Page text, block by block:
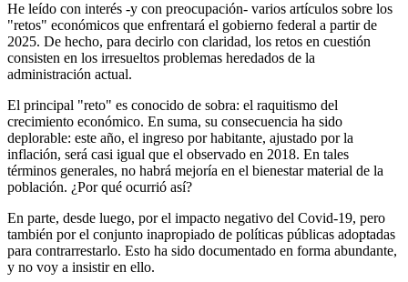
He leído con interés -y con preocupación- varios artículos sobre los
"retos" económicos que enfrentará el gobierno federal a partir de
2025. De hecho, para decirlo con claridad, los retos en cuestión
consisten en los irresueltos problemas heredados de la
administración actual.
El principal "reto" es conocido de sobra: el raquitismo del
crecimiento económico. En suma, su consecuencia ha sido
deplorable: este año, el ingreso por habitante, ajustado por la
inflación, será casi igual que el observado en 2018. En tales
términos generales, no habrá mejoría en el bienestar material de la
población. ¿Por qué ocurrió así?
En parte, desde luego, por el impacto negativo del Covid-19, pero
también por el conjunto inapropiado de políticas públicas adoptadas
para contrarrestarlo. Esto ha sido documentado en forma abundante,
y no voy a insistir en ello.